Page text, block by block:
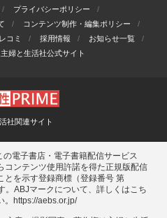
プライバシーポリシー
コンテンツ制作・編集ポリシー
コミ 採用情報
お知らせ一覧
主婦と生活社公式サイト
社関連サイト
の電子書店・電子書籍配信サービス
コンテンツ使用許諾を得た正規版配信
とを示す登録商標（登録番号 第
。ABJマークについて、詳しくはこち
https://aebs.or.jp/